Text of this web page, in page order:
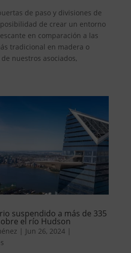
de paso y divisiones de
de crear un entorno
en comparación a las
tradicional en madera o
nuestros asociados,
suspendido a más de 335
el río Hudson
| Jun 26, 2024|